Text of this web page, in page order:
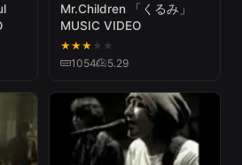
Mr.Children 「くるみ」
MUSIC VIDEO
★★★ ★ ★
1054 5.29